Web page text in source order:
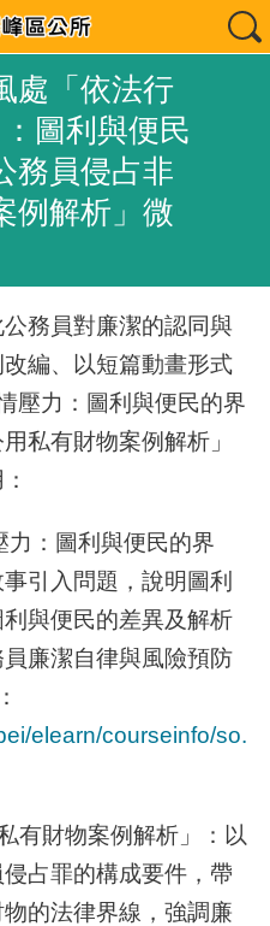
處「依法行
圖利與便民
務員侵占非
例解析」微
務員對廉潔的認同與
編、以短篇動畫形式
壓力：圖利與便民的界
私有財物案例解析」
力：圖利與便民的界
引入問題，說明圖利
與便民的差異及解析
廉潔自律與風險預防
elearn/courseinfo/
有財物案例解析」：以
占罪的構成要件，帶
的法律界線，強調廉